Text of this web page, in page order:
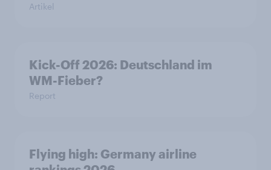
Artikel
Kick-Off 2026: Deutschland im
WM-Fieber?
Report
Flying high: Germany airline